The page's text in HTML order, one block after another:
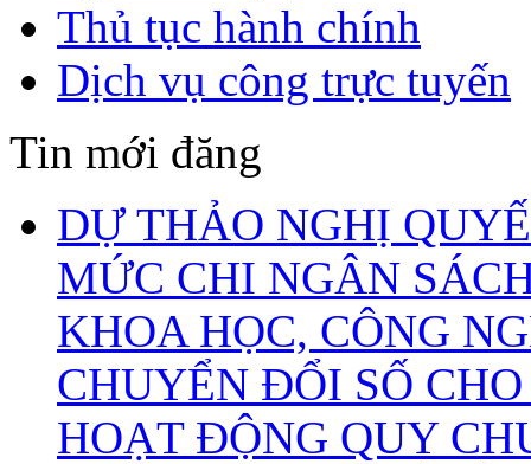
Thủ tục hành chính
Dịch vụ công trực tuyến
Tin mới đăng
DỰ THẢO NGHỊ
MỨC CHI NGÂN
KHOA HỌC, CÔNG
CHUYỂN ĐỔI SỐ
HOẠT ĐỘNG QUY